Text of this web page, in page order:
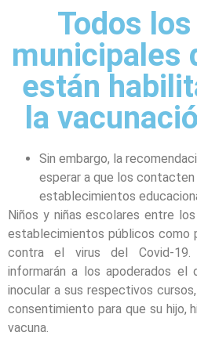
Todos
municipales
están
la
Sin embargo, la
esperar a que los
establecimientos
Niños y niñas escolares entre
establecimientos públicos como
contra el virus del Covid-
informarán a los apoderados el
inocular a sus respectivos
consentimiento para que su hijo,
vacuna.